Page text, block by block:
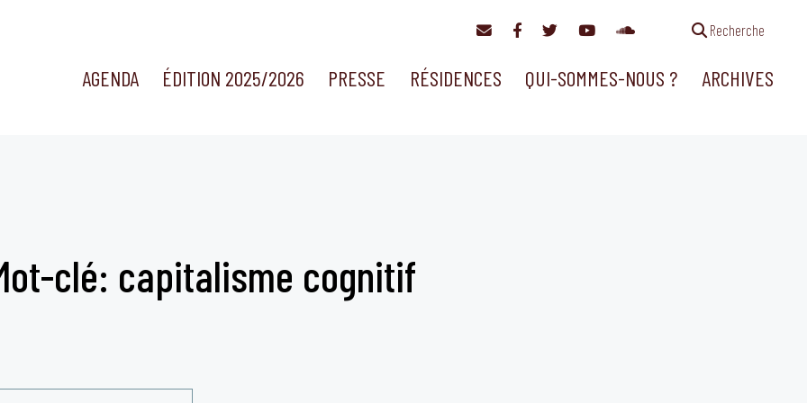
Recherche
AGENDA ÉDITION 2025/2026 PRESSE RÉSIDENCES QUI-SOMMES-NOUS ? ARCHIVES
clé: capitalisme cognitif